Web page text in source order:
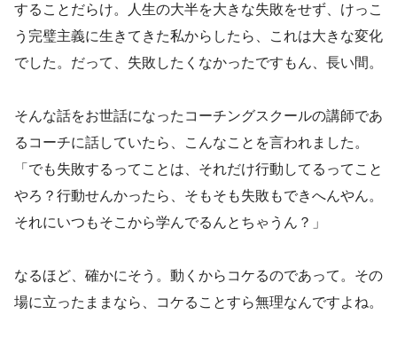
することだらけ。人生の大半を大きな失敗をせず、けっこ
う完璧主義に生きてきた私からしたら、これは大きな変化
でした。だって、失敗したくなかったですもん、長い間。
そんな話をお世話になったコーチングスクールの講師であ
るコーチに話していたら、こんなことを言われました。
「でも失敗するってことは、それだけ行動してるってこと
やろ？行動せんかったら、そもそも失敗もできへんやん。
それにいつもそこから学んでるんとちゃうん？」
なるほど、確かにそう。動くからコケるのであって。その
場に立ったままなら、コケることすら無理なんですよね。